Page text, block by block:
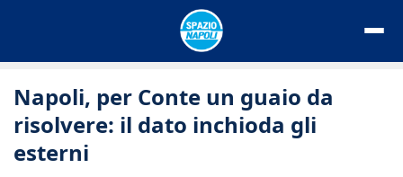
Napoli, per Conte un guaio da
risolvere: il dato inchioda gli
esterni